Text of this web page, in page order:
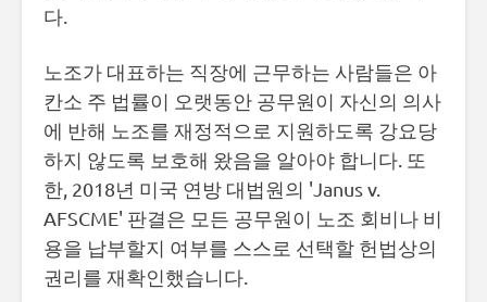
다.
노조가 대표하는 직장에 근무하는 사람들은 아
칸소 주 법률이 오랫동안 공무원이 자신의 의사
에 반해 노조를 재정적으로 지원하도록 강요당
하지 않도록 보호해 왔음을 알아야 합니다. 또
한, 2018년 미국 연방 대법원의 'Janus v.
AFSCME' 판결은 모든 공무원이 노조 회비나 비
용을 납부할지 여부를 스스로 선택할 헌법상의
권리를 재확인했습니다.